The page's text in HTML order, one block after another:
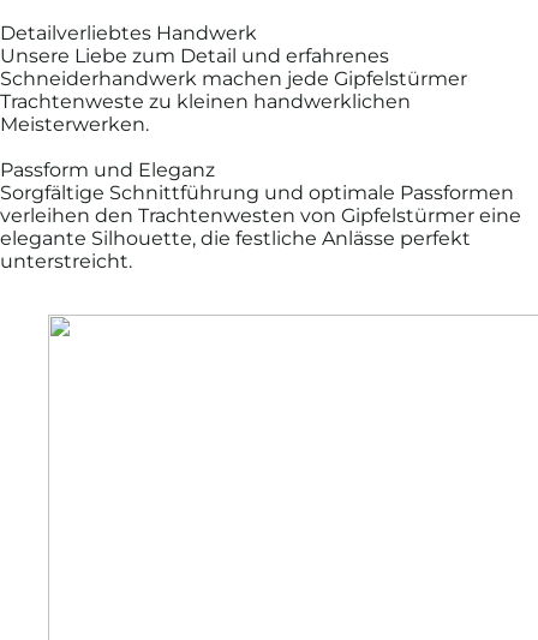
Detailverliebtes Handwerk
Unsere Liebe zum Detail und erfahrenes
Schneiderhandwerk machen jede Gipfelstürmer
Trachtenweste zu kleinen handwerklichen
Meisterwerken.
Passform und Eleganz
Sorgfältige Schnittführung und optimale Passformen
verleihen den Trachtenwesten von Gipfelstürmer eine
elegante Silhouette, die festliche Anlässe perfekt
unterstreicht.